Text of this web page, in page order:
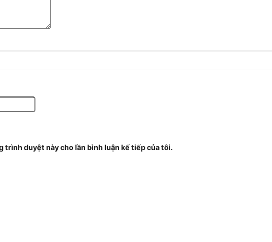
trình duyệt này cho lần bình luận kế tiếp của tôi.